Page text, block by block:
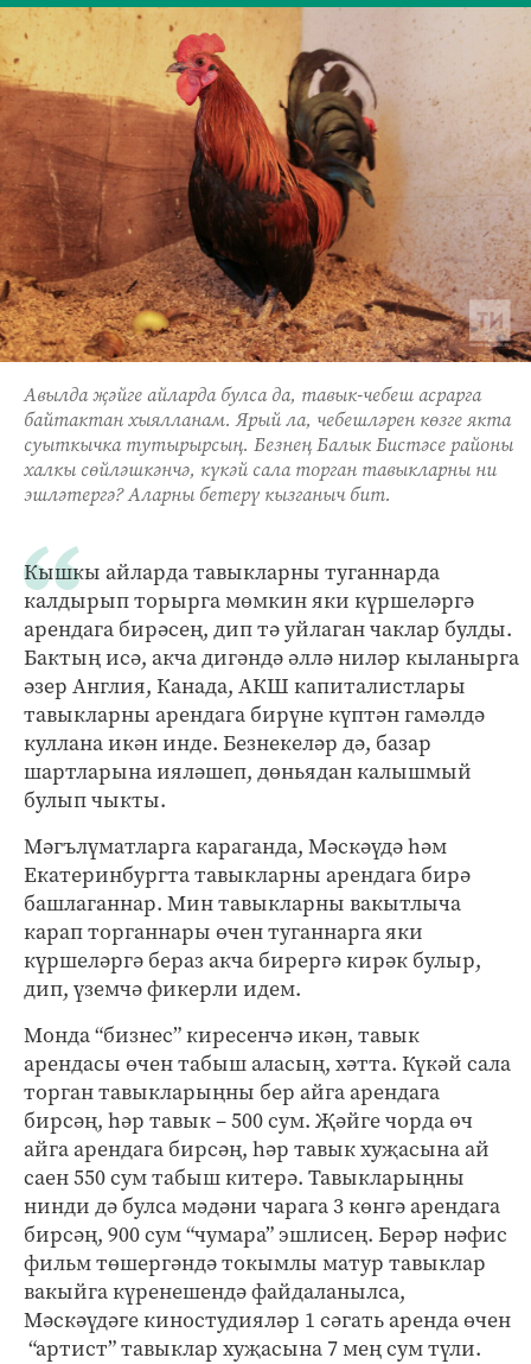
Авылда җәйге айларда булса да, тавык-чебеш асрарга
байтактан хыялланам. Ярый ла, чебешләрен көзге якта
суыткычка тутырырсың. Безнең Балык Бистәсе районы
халкы сөйләшкәнчә, күкәй сала торган тавыкларны ни
эшләтергә? Аларны бетерү кызганыч бит.
Кышкы айларда тавыкларны туганнарда
калдырып торырга мөмкин яки күршеләргә
арендага бирәсең, дип тә уйлаган чаклар булды.
Бактың исә, акча дигәндә әллә ниләр кыланырга
әзер Англия, Канада, АКШ капиталистлары
тавыкларны арендага бирүне күптән гамәлдә
куллана икән инде. Безнекеләр дә, базар
шартларына ияләшеп, дөньядан калышмый
булып чыкты.
Мәгълүматларга караганда, Мәскәүдә һәм
Екатеринбургта тавыкларны арендага бирә
башлаганнар. Мин тавыкларны вакытлыча
карап торганнары өчен туганнарга яки
күршеләргә бераз акча бирергә кирәк булыр,
дип, үземчә фикерли идем.
Монда “бизнес” киресенчә икән, тавык
арендасы өчен табыш аласың, хәтта. Күкәй сала
торган тавыкларыңны бер айга арендага
бирсәң, һәр тавык – 500 сум. Җәйге чорда өч
айга арендага бирсәң, һәр тавык хуҗасына ай
саен 550 сум табыш китерә. Тавыкларыңны
нинди дә булса мәдәни чарага 3 көнгә арендага
бирсәң, 900 сум “чумара” эшлисең. Берәр нәфис
фильм төшергәндә токымлы матур тавыклар
вакыйга күренешендә файдаланылса,
Мәскәүдәге киностудияләр 1 сәгать аренда өчен
“артист” тавыклар хуҗасына 7 мең сум түли.